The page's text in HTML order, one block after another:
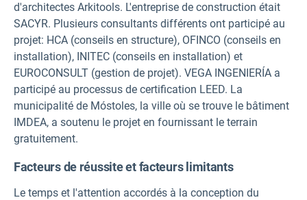
d'architectes Arkitools. L'entreprise de construction était
SACYR. Plusieurs consultants différents ont participé au
projet: HCA (conseils en structure), OFINCO (conseils en
installation), INITEC (conseils en installation) et
EUROCONSULT (gestion de projet). VEGA INGENIERÍA a
participé au processus de certification LEED. La
municipalité de Móstoles, la ville où se trouve le bâtiment
IMDEA, a soutenu le projet en fournissant le terrain
gratuitement.
Facteurs de réussite et facteurs limitants
Le temps et l'attention accordés à la conception du